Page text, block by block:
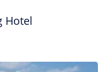
Hotel